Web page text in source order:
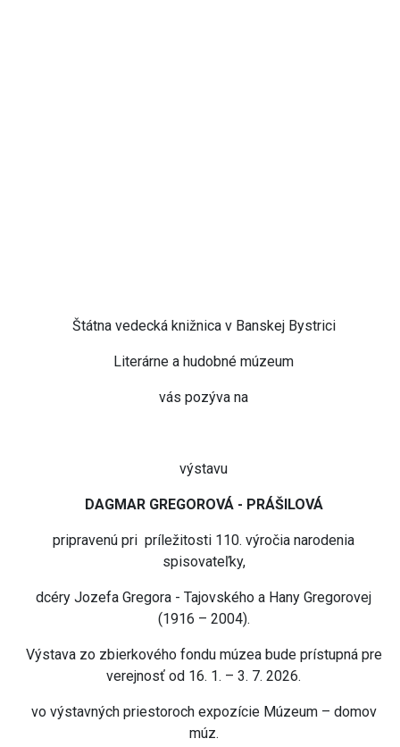
Štátna vedecká knižnica v Banskej Bystrici
Literárne a hudobné múzeum
vás pozýva na
výstavu
DAGMAR GREGOROVÁ - PRÁŠILOVÁ
pripravenú pri príležitosti 110. výročia narodenia
spisovateľky,
dcéry Jozefa Gregora - Tajovského a Hany Gregorovej
(1916 – 2004).
Výstava zo zbierkového fondu múzea bude prístupná pre
verejnosť od 16. 1. – 3. 7. 2026.
vo výstavných priestoroch expozície Múzeum – domov
múz.